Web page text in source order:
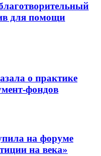
для помощи
о практике
фондов
на форуме
на века»